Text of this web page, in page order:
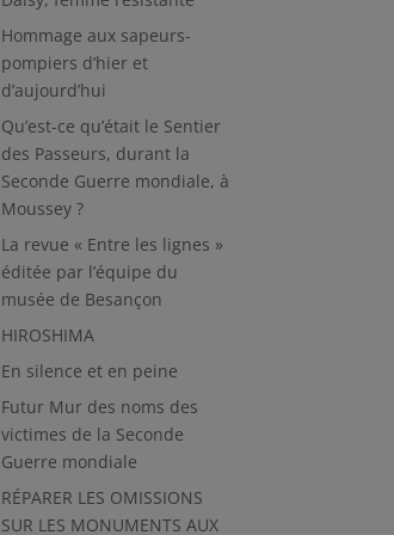
Hommage aux sapeurs-
pompiers d’hier et
d’aujourd’hui
Qu’est-ce qu’était le Sentier
des Passeurs, durant la
Seconde Guerre mondiale, à
Moussey ?
La revue « Entre les lignes »
éditée par l’équipe du
musée de Besançon
HIROSHIMA
En silence et en peine
Futur Mur des noms des
victimes de la Seconde
Guerre mondiale
RÉPARER LES OMISSIONS
SUR LES MONUMENTS AUX